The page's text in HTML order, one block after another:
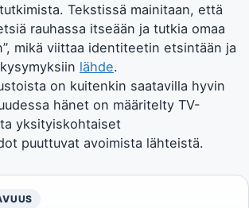
Tekstissä mainitaan, että
rauhassa itseään ja tutkia omaa
mikä viittaa identiteetin etsintään ja
lähde.
on kuitenkin saatavilla hyvin
hänet on määritelty TV-
yksityiskohtaiset
puuttuvat avoimista lähteistä.